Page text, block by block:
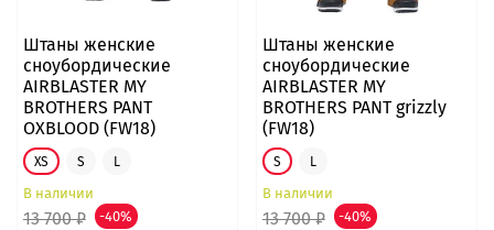
Штаны женские
сноубордические
AIRBLASTER MY
BROTHERS PANT
OXBLOOD (FW18)
XS S L
В наличии
13 700 ₽ -40%
Штаны женские
сноубордические
AIRBLASTER MY
BROTHERS PANT grizzly
(FW18)
S L
В наличии
13 700 ₽ -40%